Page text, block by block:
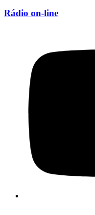
Rádio on-line